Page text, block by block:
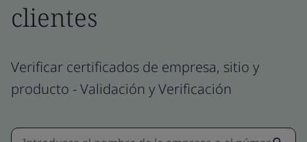
clientes
Verificar certificados de empresa, sitio y
producto - Validación y Verificación